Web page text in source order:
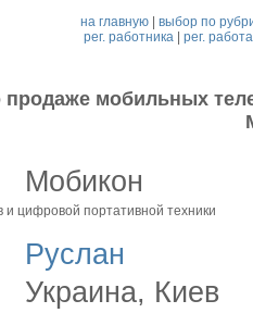
на главную |выбор по
рег. работника| рег.
мобильных
Мобикон
цифровой портативной техники
Руслан
Украина, Киев